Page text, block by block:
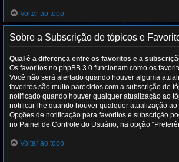
Voltar ao topo
Sobre a Subscrição de tópicos e
Qual é a diferença entre os favoritos e a
Os favoritos no phpBB 3.0 funcionam como os
Você não será alertado quando houver alguma
favoritos são muito parecidos com a subscrição de
notificado quando houver qualquer atualização ao
notificar-lhe quando houver qualquer atualização ao
Opções de notificação para favoritos e subscrição
no Painel de Controle do Usuário, na opção
Voltar ao topo